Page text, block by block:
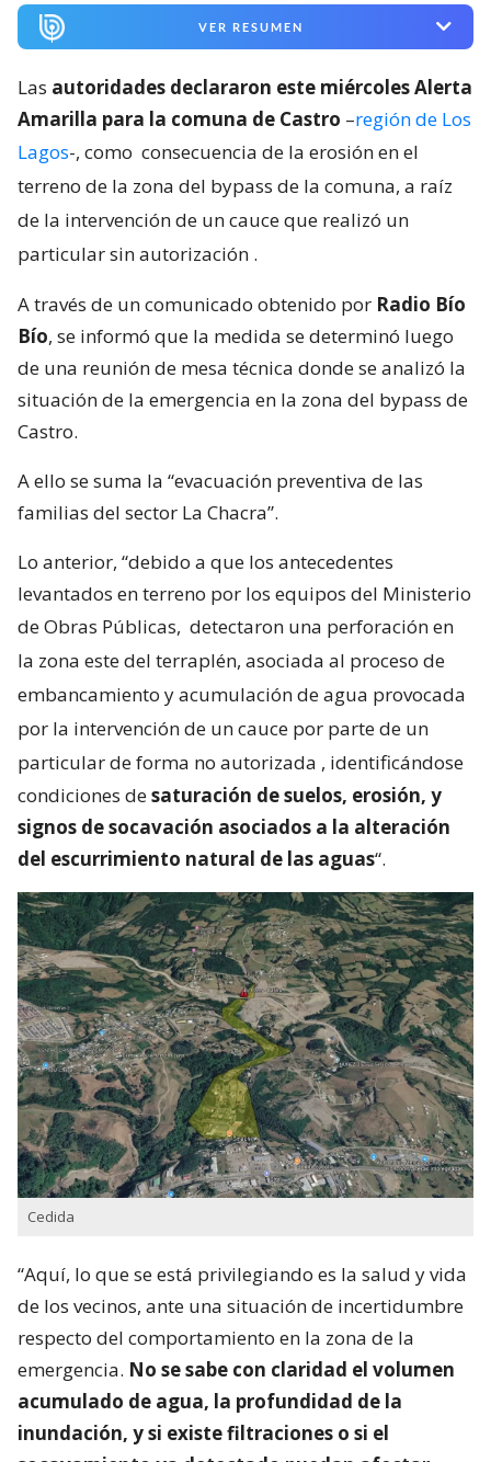
VER RESUMEN
Las autoridades declararon este miércoles Alerta
Amarilla para la comuna de Castro –región de Los
Lagos-, como consecuencia de la erosión en el
terreno de la zona del bypass de la comuna, a raíz
de la intervención de un cauce que realizó un
particular sin autorización .
A través de un comunicado obtenido por Radio Bío
Bío, se informó que la medida se determinó luego
de una reunión de mesa técnica donde se analizó la
situación de la emergencia en la zona del bypass de
Castro.
A ello se suma la “evacuación preventiva de las
familias del sector La Chacra”.
Lo anterior, “debido a que los antecedentes
levantados en terreno por los equipos del Ministerio
de Obras Públicas, detectaron una perforación en
la zona este del terraplén, asociada al proceso de
embancamiento y acumulación de agua provocada
por la intervención de un cauce por parte de un
particular de forma no autorizada , identificándose
condiciones desaturación de suelos, erosión, y
signos de socavación asociados a la alteración
del escurrimiento natural de las aguas“.
Cedida
“Aquí, lo que se está privilegiando es la salud y vida
de los vecinos, ante una situación de incertidumbre
respecto del comportamiento en la zona de la
emergencia. No se sabe con claridad el volumen
acumulado de agua, la profundidad de la
inundación, y si existe filtraciones o si el